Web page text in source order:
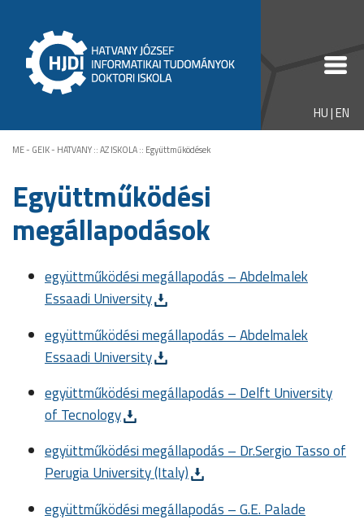
HU|EN
ME - GEIK - HATVANY::AZ ISKOLA:: Együttműködések
Együttműködési
megállapodások
együttműködési megállapodás – Abdelmalek
Essaadi University
együttműködési megállapodás – Abdelmalek
Essaadi University
együttműködési megállapodás – Delft University
of Tecnology
együttműködési megállapodás – Dr.Sergio Tasso of
Perugia University (Italy)
együttműködési megállapodás – G.E. Palade